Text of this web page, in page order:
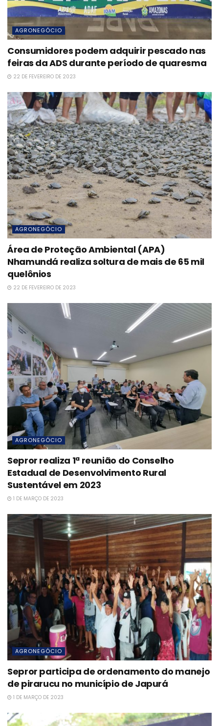
AGRONEGÓCIO
Consumidores podem adquirir pescado nas
feiras da ADS durante período de quaresma
22 DE FEVEREIRO DE 2023
AGRONEGÓCIO
Área de Proteção Ambiental (APA)
Nhamundá realiza soltura de mais de 65 mil
quelônios
22 DE FEVEREIRO DE 2023
AGRONEGÓCIO
Sepror realiza 1ª reunião do Conselho
Estadual de Desenvolvimento Rural
Sustentável em 2023
1 DE MARÇO DE 2023
AGRONEGÓCIO
Sepror participa de ordenamento do manejo
de pirarucu no município de Japurá
1 DE MARÇO DE 2023